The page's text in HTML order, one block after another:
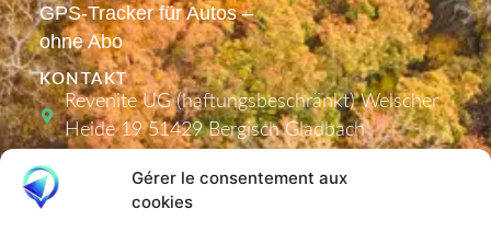
Gérer le consentement aux
cookies
GPS-Tracker für Autos –
ohne Abo
KONTAKT
Revenite UG (haftungsbeschränkt) Welscher
Heide 19 51429 Bergisch Gladbach
info@comeback-tracker.de (Support)